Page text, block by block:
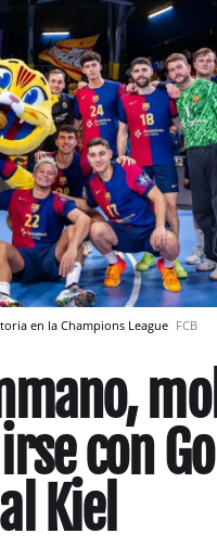
en la Champions League FCB
con
Kiel